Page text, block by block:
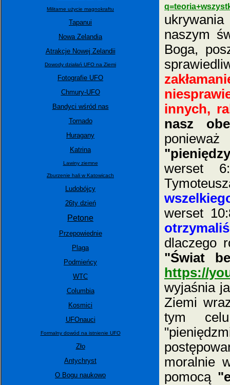
Militarne użycie magnokraftu
Tapanui
Nowa Zelandia
Atrakcje Nowej Zelandii
Dowody działań UFO na Ziemi
Fotografie UFO
Chmury-UFO
Bandyci wśród nas
Tornado
Huragany
Katrina
Lawiny ziemne
Zburzenie hali w Katowicach
Ludobójcy
26ty dzień
Petone
Przepowiednie
Plaga
Podmieńcy
WTC
Columbia
Kosmici
UFOnauci
Formalny dowód na istnienie UFO
Zło
Antychryst
O Bogu naukowo
naszym
Boga,
innych,
nasz
werset
werset
dlaczego
"Świat
https://
wyjaśnia
Ziemi
tym celu
moralnie
pomocą